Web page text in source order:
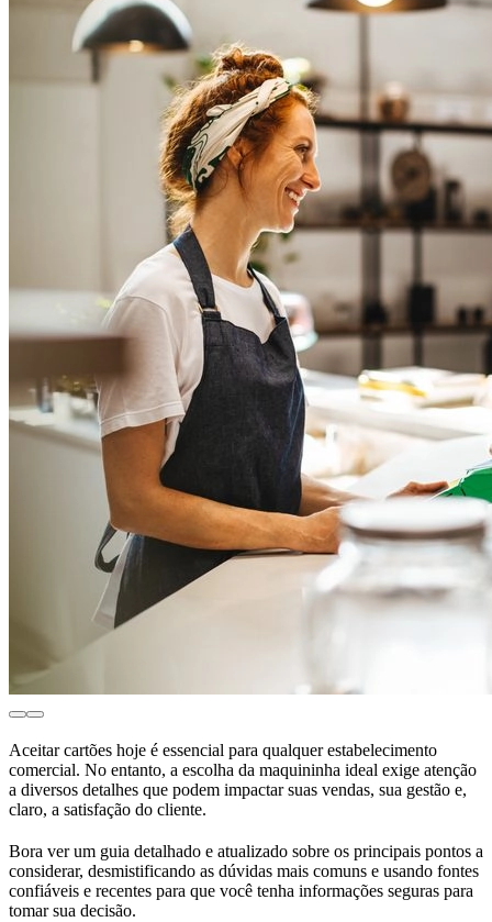
Aceitar cartões hoje é essencial para qualquer estabelecimento
comercial. No entanto, a escolha da maquininha ideal exige atenção
a diversos detalhes que podem impactar suas vendas, sua gestão e,
claro, a satisfação do cliente.
Bora ver um guia detalhado e atualizado sobre os principais pontos a
considerar, desmistificando as dúvidas mais comuns e usando fontes
confiáveis e recentes para que você tenha informações seguras para
tomar sua decisão.